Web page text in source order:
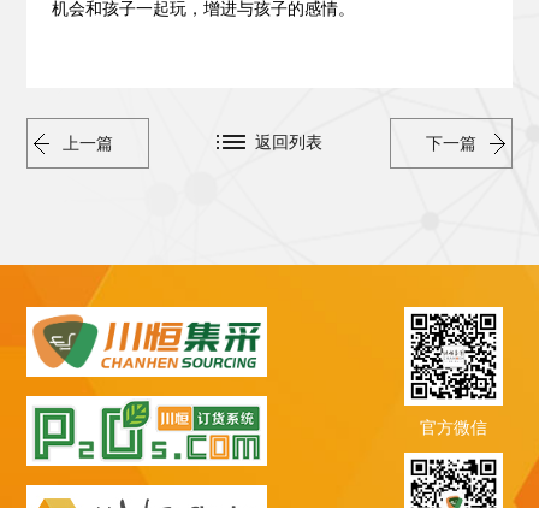
机会和孩子一起玩，增进与孩子的感情。
上一篇 下一篇
返回列表
官方微信